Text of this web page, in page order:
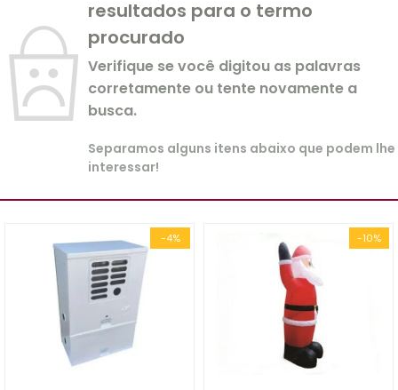
resultados para o termo
procurado
Verifique se você digitou as palavras
corretamente ou tente novamente a
busca.
Separamos alguns itens abaixo que podem lhe
interessar!
-4% -10%